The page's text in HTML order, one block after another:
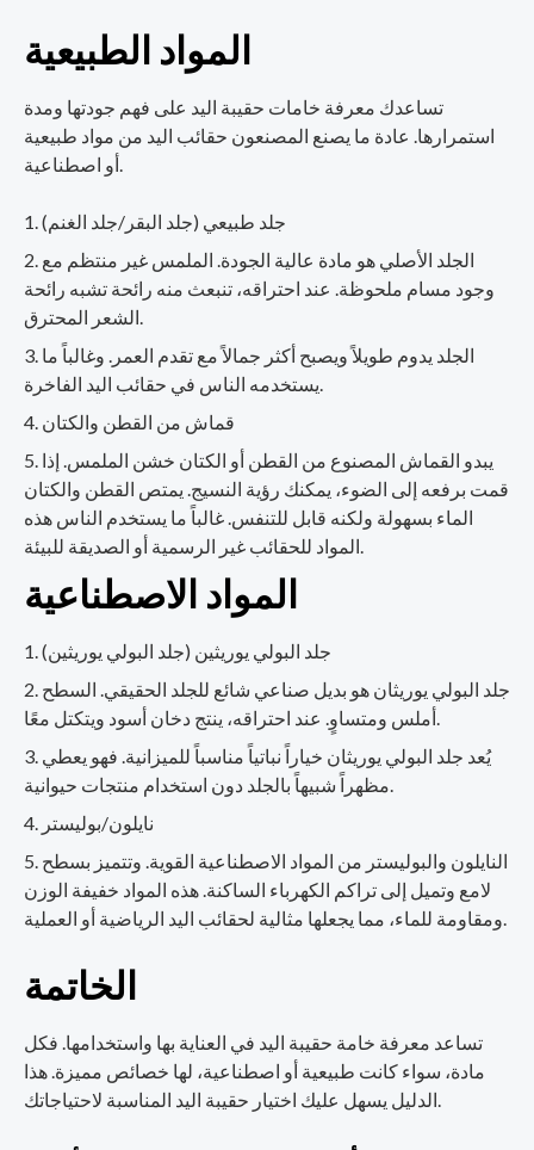
المواد الطبيعية
تساعدك معرفة خامات حقيبة اليد على فهم جودتها ومدة
استمرارها. عادة ما يصنع المصنعون حقائب اليد من مواد طبيعية
أو اصطناعية.
جلد طبيعي (جلد البقر/جلد الغنم)
الجلد الأصلي هو مادة عالية الجودة. الملمس غير منتظم مع
وجود مسام ملحوظة. عند احتراقه، تنبعث منه رائحة تشبه رائحة
الشعر المحترق.
الجلد يدوم طويلاً ويصبح أكثر جمالاً مع تقدم العمر. وغالباً ما
يستخدمه الناس في حقائب اليد الفاخرة.
قماش من القطن والكتان
يبدو القماش المصنوع من القطن أو الكتان خشن الملمس. إذا
قمت برفعه إلى الضوء، يمكنك رؤية النسيج. يمتص القطن والكتان
الماء بسهولة ولكنه قابل للتنفس. غالباً ما يستخدم الناس هذه
المواد للحقائب غير الرسمية أو الصديقة للبيئة.
المواد الاصطناعية
جلد البولي يوريثين (جلد البولي يوريثين)
جلد البولي يوريثان هو بديل صناعي شائع للجلد الحقيقي. السطح
أملس ومتساوٍ. عند احتراقه، ينتج دخان أسود ويتكتل معًا.
يُعد جلد البولي يوريثان خياراً نباتياً مناسباً للميزانية. فهو يعطي
مظهراً شبيهاً بالجلد دون استخدام منتجات حيوانية.
نايلون/بوليستر
النايلون والبوليستر من المواد الاصطناعية القوية. وتتميز بسطح
لامع وتميل إلى تراكم الكهرباء الساكنة. هذه المواد خفيفة الوزن
ومقاومة للماء، مما يجعلها مثالية لحقائب اليد الرياضية أو العملية.
الخاتمة
تساعد معرفة خامة حقيبة اليد في العناية بها واستخدامها. فكل
مادة، سواء كانت طبيعية أو اصطناعية، لها خصائص مميزة. هذا